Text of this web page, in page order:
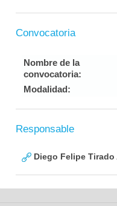
Convocatoria
Nombre de la
convocatoria:
Modalidad:
Responsable
Diego Felipe Tirado